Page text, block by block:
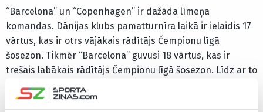
“Barcelona” un “Copenhagen” ir dažāda līmeņa
komandas. Dānijas klubs pamatturnīra laikā ir ielaidis 17
vārtus, kas ir otrs vājākais rādītājs Čempionu līgā
šosezon. Tikmēr “Barcelona” guvusi 18 vārtus, kas ir
trešais labākais rādītājs Čempionu līgā šosezon. Līdz ar to
paredzams, ka “Barcelona” uzvara būs ar lielu vārtu
starpību.